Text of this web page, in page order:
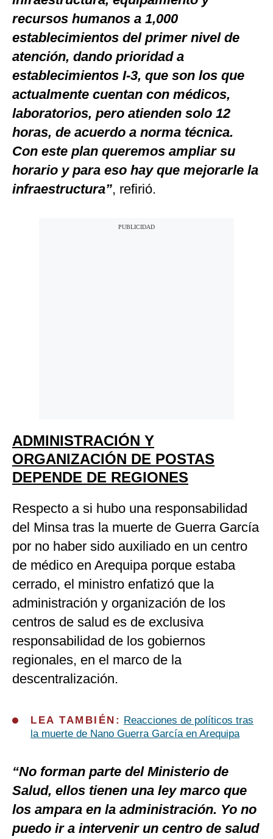
recursos humanos a 1,000
establecimientos del primer nivel de
atención, dando prioridad a
establecimientos I-3, que son los que
actualmente cuentan con médicos,
laboratorios, pero atienden solo 12
horas, de acuerdo a norma técnica.
Con este plan queremos ampliar su
horario y para eso hay que mejorarle la
infraestructura”, refirió.
ADMINISTRACIÓN Y
ORGANIZACIÓN DE POSTAS
DEPENDE DE REGIONES
Respecto a si hubo una responsabilidad
del Minsa tras la muerte de Guerra García
por no haber sido auxiliado en un centro
de médico en Arequipa porque estaba
cerrado, el ministro enfatizó que la
administración y organización de los
centros de salud es de exclusiva
responsabilidad de los gobiernos
regionales, en el marco de la
descentralización.
LEA TAMBIÉN:
Reacciones de políticos tras
la muerte de Nano Guerra García en Arequipa
“No forman parte del Ministerio de
Salud, ellos tienen una ley marco que
los ampara en la administración. Yo no
puedo ir a intervenir un centro de salud